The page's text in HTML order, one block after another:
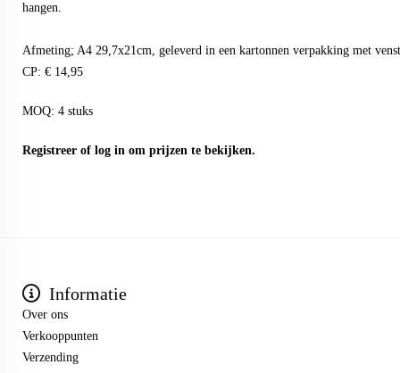
hangen.
Afmeting; A4 29,7x21cm, geleverd in een kartonnen verpakking met
CP: € 14,95
MOQ: 4 stuks
Registreer of log in om prijzen te bekijken.
Informatie
Over ons
Verkooppunten
Verzending